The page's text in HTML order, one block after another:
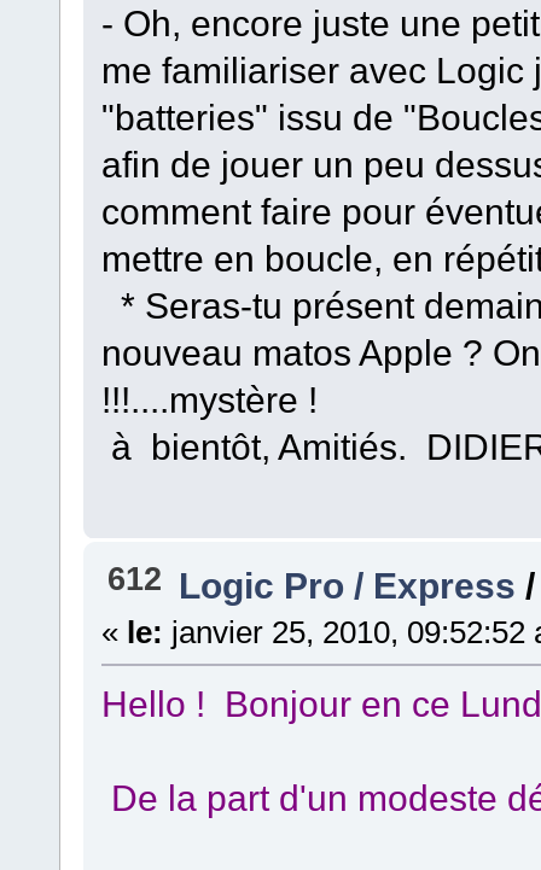
- Oh, encore juste une
me familiariser avec
"batteries" issu de
afin de jouer un peu
comment faire pour
mettre en boucle, en
* Seras-tu présent
nouveau matos Apple ?
!!!....mystère !
à bientôt, Amitiés.
612 Logic Pro / Express
« le: janvier 25, 2010, 09:52:52
Hello ! Bonjour en ce
De la part d'un modeste